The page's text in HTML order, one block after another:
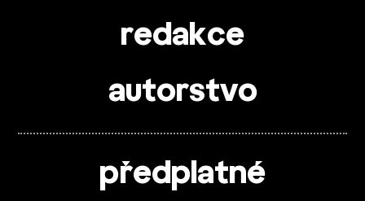
redakce
autorstvo
předplatné